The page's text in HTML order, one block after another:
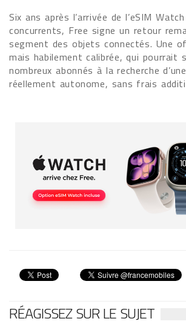
Six ans après l’arrivée de l’eSIM
concurrents, Free signe un retour
segment des objets connectés. Une
mais habilement calibrée, qui pourrait
nombreux abonnés à la recherche
réellement autonome, sans frais
RÉAGISSEZ SUR LE SUJET